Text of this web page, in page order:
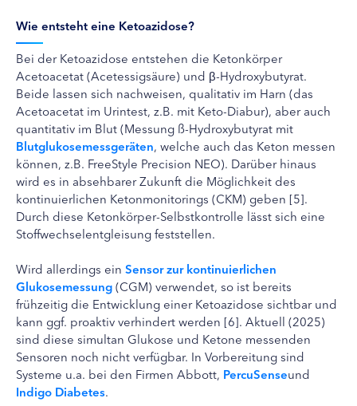
Wie entsteht eine Ketoazidose?
Bei der Ketoazidose entstehen die Ketonkörper
Acetoacetat (Acetessigsäure) und β-Hydroxybutyrat.
Beide lassen sich nachweisen, qualitativ im Harn (das
Acetoacetat im Urintest, z.B. mit Keto-Diabur), aber auch
quantitativ im Blut (Messung ß-Hydroxybutyrat mit
Blutglukosemessgeräten, welche auch das Keton messen
können, z.B. FreeStyle Precision NEO). Darüber hinaus
wird es in absehbarer Zukunft die Möglichkeit des
kontinuierlichen Ketonmonitorings (CKM) geben [5].
Durch diese Ketonkörper-Selbstkontrolle lässt sich eine
Stoffwechselentgleisung feststellen.
Wird allerdings ein Sensor zur kontinuierlichen
Glukosemessung(CGM) verwendet, so ist bereits
frühzeitig die Entwicklung einer Ketoazidose sichtbar und
kann ggf. proaktiv verhindert werden [6]. Aktuell (2025)
sind diese simultan Glukose und Ketone messenden
Sensoren noch nicht verfügbar. In Vorbereitung sind
Systeme u.a. bei den Firmen Abbott, PercuSenseund
Indigo Diabetes.